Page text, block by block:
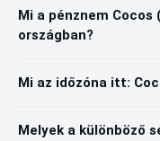
Mi a pénznem
országban?
Mi az időzóna itt:
Melyek a különböző